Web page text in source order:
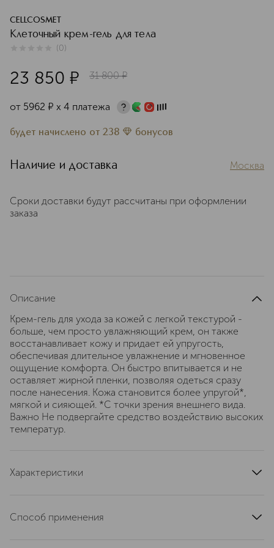
CELLCOSMET
Клеточный крем-гель для тела
(0)
23 850 ¤ 31 800 ¤
от 5962 ¤ х 4 платежа
будет начислено от 238 бонусов
Наличие и доставка Москва
Сроки доставки будут рассчитаны при оформлении
заказа
Описание
Крем-гель для ухода за кожей с легкой текстурой -
больше, чем просто увлажняющий крем, он также
восстанавливает кожу и придает ей упругость,
обеспечивая длительное увлажнение и мгновенное
ощущение комфорта. Он быстро впитывается и не
оставляет жирной пленки, позволяя одеться сразу
после нанесения. Кожа становится более упругой*,
мягкой и сияющей. *С точки зрения внешнего вида.
Важно Не подвергайте средство воздействию высоких
температур.
Характеристики
Способ применения